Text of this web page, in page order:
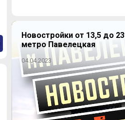
Новостройки от 13,5 до
метро Павелецкая
04.04.2023